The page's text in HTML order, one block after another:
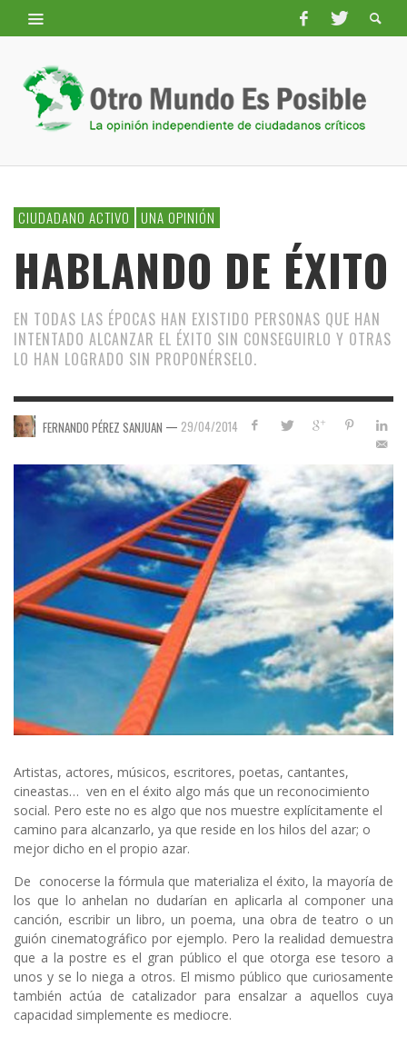
CIUDADANO ACTIVO UNA OPINIÓN
HABLANDO DE ÉXITO
EN TODAS LAS ÉPOCAS HAN EXISTIDO PERSONAS QUE HAN
INTENTADO ALCANZAR EL ÉXITO SIN CONSEGUIRLO Y OTRAS
LO HAN LOGRADO SIN PROPONÉRSELO.
FERNANDO PÉREZ SANJUAN — 29/04/2014
Artistas, actores, músicos, escritores, poetas, cantantes,
cineastas… ven en el éxito algo más que un reconocimiento
social. Pero este no es algo que nos muestre explícitamente el
camino para alcanzarlo, ya que reside en los hilos del azar; o
mejor dicho en el propio azar.
De conocerse la fórmula que materializa el éxito, la mayoría de
los que lo anhelan no dudarían en aplicarla al componer una
canción, escribir un libro, un poema, una obra de teatro o un
guión cinematográfico por ejemplo. Pero la realidad demuestra
que a la postre es el gran público el que otorga ese tesoro a
unos y se lo niega a otros. El mismo público que curiosamente
también actúa de catalizador para ensalzar a aquellos cuya
capacidad simplemente es mediocre.